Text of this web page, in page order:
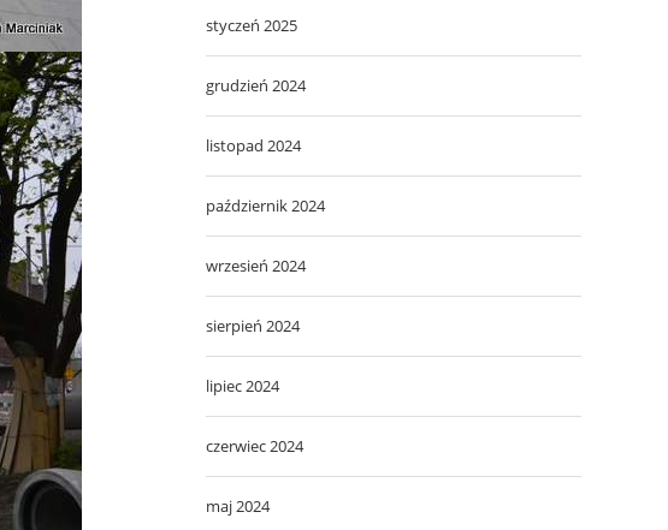
styczeń 2025
grudzień 2024
listopad 2024
październik 2024
wrzesień 2024
sierpień 2024
lipiec 2024
czerwiec 2024
maj 2024